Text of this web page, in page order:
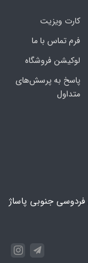
کارت ویزیت
فرم تماس با ما
لوکیشن فروشگاه
پاسخ به پرسش‌های
متداول
فردوسی جنوبی پاساژ